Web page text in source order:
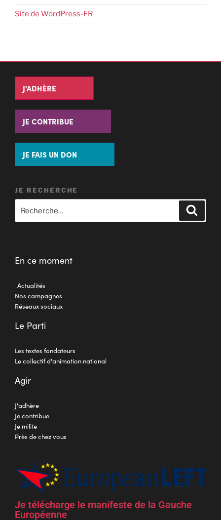
Site de WordPress-FR
J'ADHÈRE
JE CONTRIBUE
JE FAIS UN DON
JE RECHERCHE
En ce moment
Actualités
Nos campagnes
Réseaux sociaux
Le Parti
Les textes fondateurs
Le collectif d'animation national
Agir
J'adhère
Je contribue
Je milite
Près de chez vous
Je télécharge le manifeste de la Gauche
Européenne